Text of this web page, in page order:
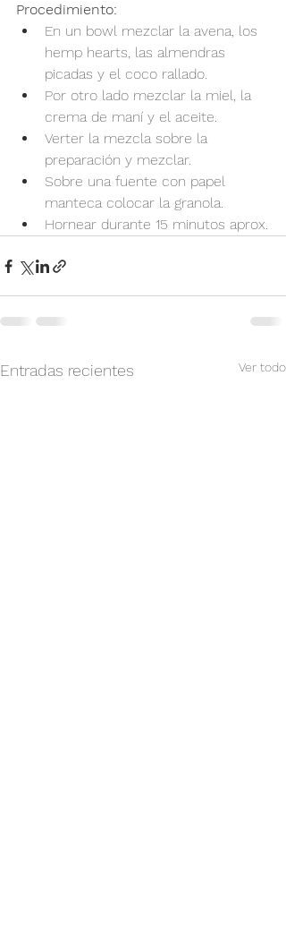
Procedimiento:
En un bowl mezclar la avena, los
hemp hearts, las almendras
picadas y el coco rallado.
Por otro lado mezclar la miel, la
crema de maní y el aceite.
Verter la mezcla sobre la
preparación y mezclar.
Sobre una fuente con papel
manteca colocar la granola.
Hornear durante 15 minutos aprox.
Entradas recientes Ver todo